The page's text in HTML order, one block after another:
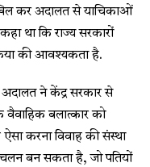
कर अदालत से याचिकाओं
था कि राज्य सरकारों
की आवश्यकता है.
ने केंद्र सरकार से
वैवाहिक बलात्कार को
करना विवाह की संस्था
बन सकता है, जो पतियों